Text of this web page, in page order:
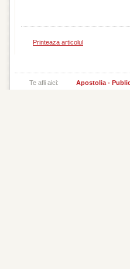
Printeaza articolul
Te afli aici: Apostolia -